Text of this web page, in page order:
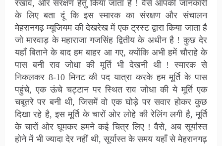
रखाव, और संरक्षण हेतु किया जाता है ! वैसे आपकी जानकारी
के लिए बता दूं कि इस स्मारक का संरक्षण और संचालन
मेहरानगढ़ म्यूजियम की देखरेख में एक ट्रस्ट द्वारा किया जाता है
जो मारवाड़ के महाराजा गजसिंह द्वितीय के अधीन है ! कुछ देर
यहाँ बिताने के बाद हम बाहर आ गए, क्योंकि अभी हमें चौराहे के
पास बनी राव जोधा की मूर्ति भी देखनी थी ! स्मारक से
निकलकर 8-10 मिनट की पद यात्रा करके हम मूर्ति के पास
पहुंचे, एक ऊंचे चट्टान पर स्थित राव जोधा की ये मूर्ति एक
चबूतरे पर बनी थी, जिसमें वो एक घोड़े पर सवार होकर कुछ
दिखा रहे है, इस मूर्ति के चारों ओर लोहे की रेलिंग लगी है, मूर्ति
के चारों ओर घूमकर हमने कई चित्र लिए ! वैसे, अब सूर्यास्त
होने में भी ज्यादा देर नहीं थी, सूर्यास्त के समय यहाँ से मेहरानगढ़